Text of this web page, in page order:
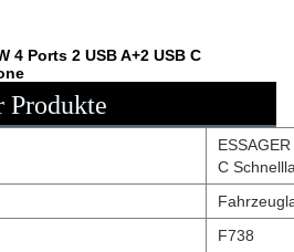
4 Ports 2 USB A+2 USB C
Produkte
C
F738